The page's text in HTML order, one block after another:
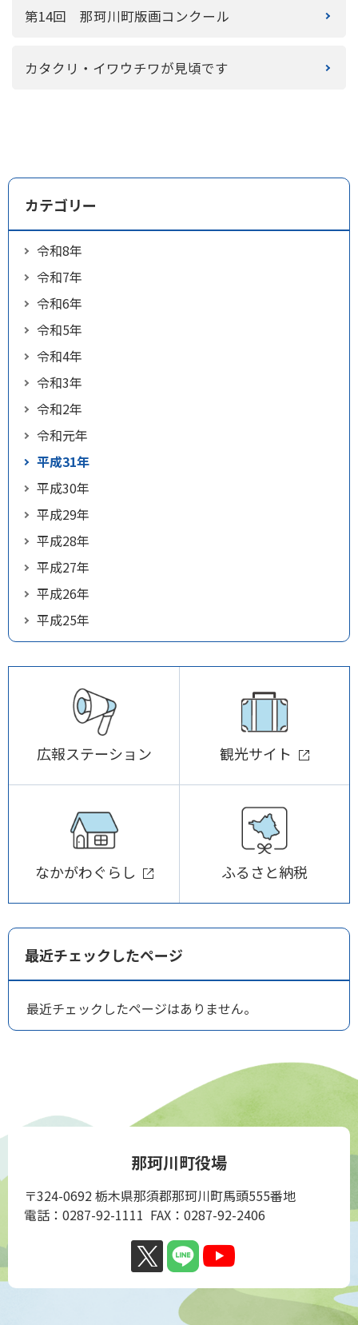
第14回 那珂川町版画コンクール
カタクリ・イワウチワが見頃です
カテゴリー
令和8年
令和7年
令和6年
令和5年
令和4年
令和3年
令和2年
令和元年
平成31年
平成30年
平成29年
平成28年
平成27年
平成26年
平成25年
広報ステーション 観光サイト
なかがわぐらし ふるさと納税
最近チェックしたページ
最近チェックしたページはありません。
那珂川町役場
〒324-0692 栃木県那須郡那珂川町馬頭555番地
電話：0287-92-1111 FAX：0287-92-2406